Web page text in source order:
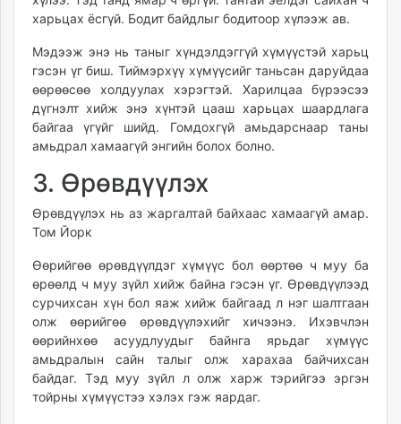
харьцах ёсгүй. Бодит байдлыг бодитоор хүлээж ав.
Мэдээж энэ нь таныг хүндэлдэггүй хүмүүстэй харьц
гэсэн үг биш. Тиймэрхүү хүмүүсийг таньсан даруйдаа
өөрөөсөө холдуулах хэрэгтэй. Харилцаа бүрээсээ
дүгнэлт хийж энэ хүнтэй цааш харьцах шаардлага
байгаа үгүйг шийд. Гомдохгүй амьдарснаар таны
амьдрал хамаагүй энгийн болох болно.
3. Өрөвдүүлэх
Өрөвдүүлэх нь аз жаргалтай байхаас хамаагүй амар.
Том Йорк
Өөрийгөө өрөвдүүлдэг хүмүүс бол өөртөө ч муу ба
өрөөлд ч муу зүйл хийж байна гэсэн үг. Өрөвдүүлээд
сурчихсан хүн бол яаж хийж байгаад л нэг шалтгаан
олж өөрийгөө өрөвдүүлэхийг хичээнэ. Ихэвчлэн
өөрийнхөө асуудлуудыг байнга ярьдаг хүмүүс
амьдралын сайн талыг олж харахаа байчихсан
байдаг. Тэд муу зүйл л олж харж тэрийгээ эргэн
тойрны хүмүүстээ хэлэх гэж яардаг.